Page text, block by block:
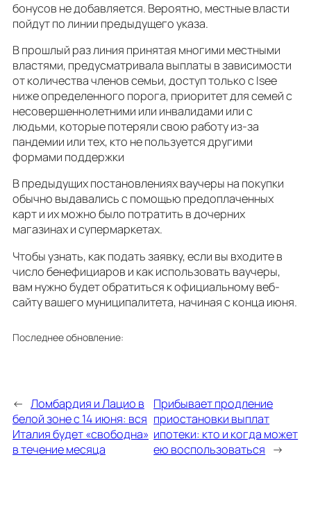
бонусов не добавляется. Вероятно, местные власти
пойдут по линии предыдущего указа.
В прошлый раз линия принятая многими местными
властями, предусматривала выплаты в зависимости
от количества членов семьи, доступ только с Isee
ниже определенного порога, приоритет для семей с
несовершеннолетними или инвалидами или с
людьми, которые потеряли свою работу из-за
пандемии или тех, кто не пользуется другими
формами поддержки
В предыдущих постановлениях ваучеры на покупки
обычно выдавались с помощью предоплаченных
карт и их можно было потратить в дочерних
магазинах и супермаркетах.
Чтобы узнать, как подать заявку, если вы входите в
число бенефициаров и как использовать ваучеры,
вам нужно будет обратиться к официальному веб-
сайту вашего муниципалитета, начиная с конца июня.
Последнее обновление:
← Ломбардия и Лацио в
белой зоне с 14 июня: вся
Италия будет «свободна»
в течение месяца
Прибывает продление
приостановки выплат
ипотеки: кто и когда может
ею воспользоваться →